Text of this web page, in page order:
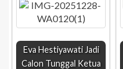
Eva Hestiyawati Jadi
Calon Tunggal Ketua